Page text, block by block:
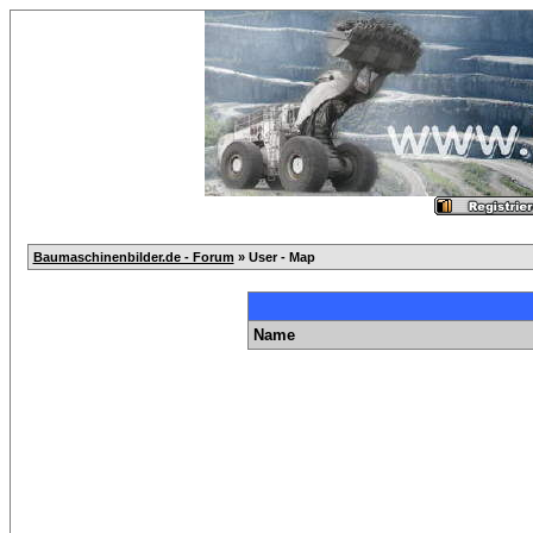
Baumaschinenbilder.de - Forum » User - Map
Name